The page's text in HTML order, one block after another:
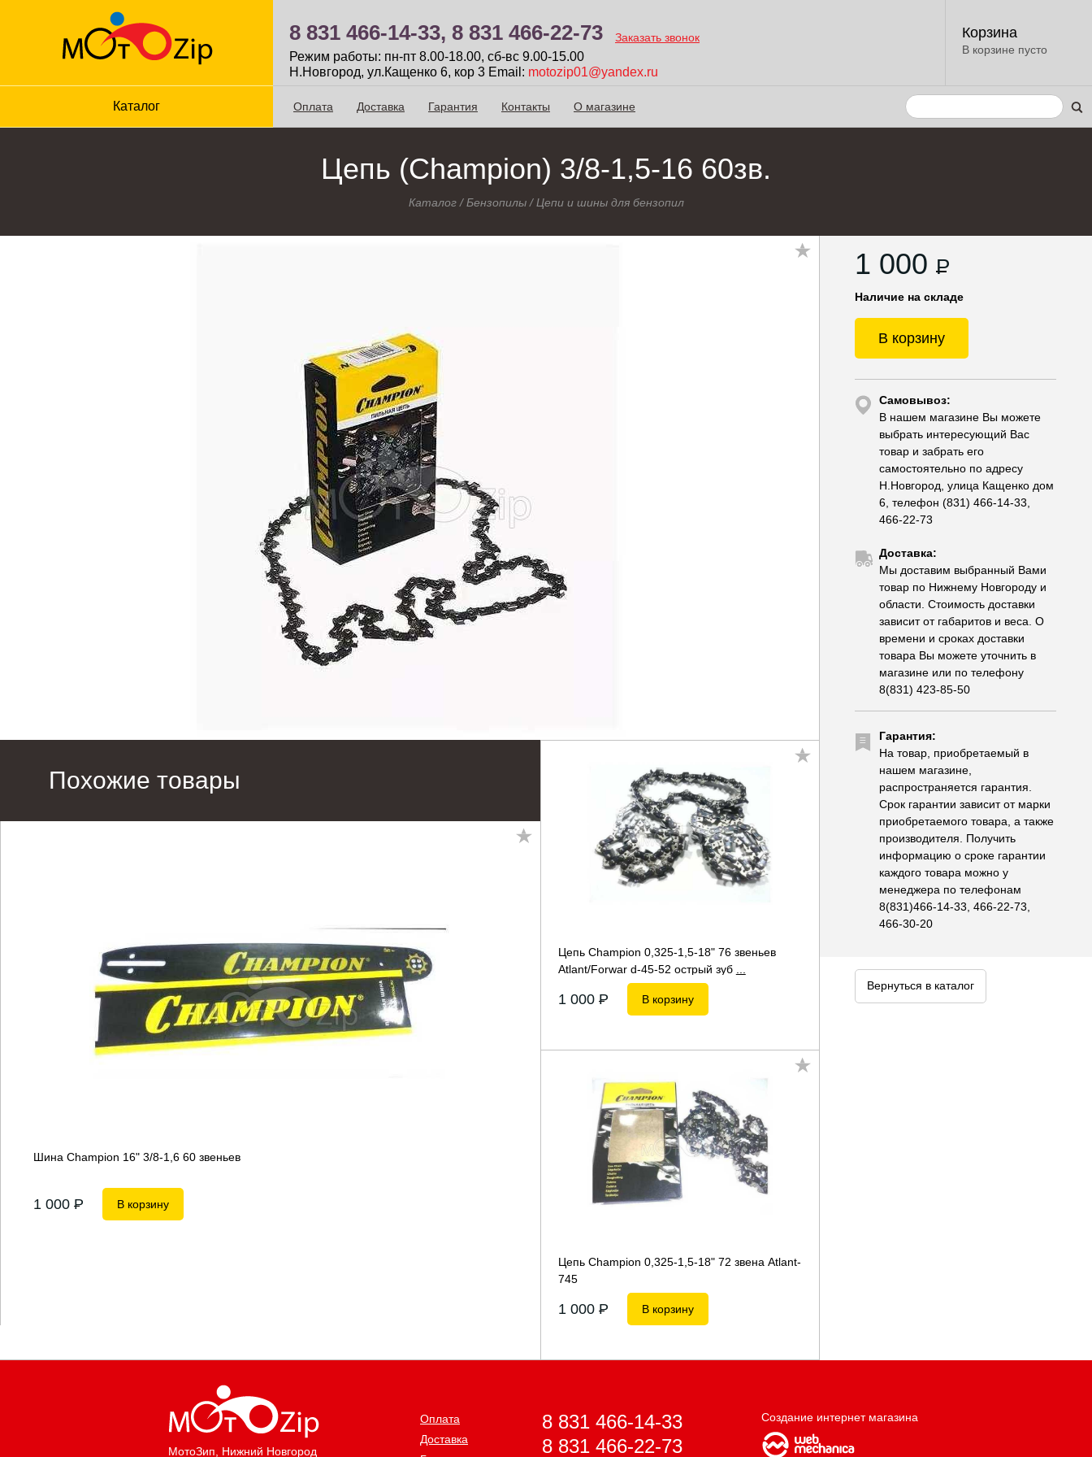
8 831 466-14-33, 8 831 466-22-73 Заказать звонок
Режим работы: пн-пт 8.00-18.00, сб-вc 9.00-15.00
Н.Новгород, ул.Кащенко 6, кор 3 Email: motozip01@yandex.ru
Корзина
В корзине пусто
Каталог Оплата Доставка Гарантия Контакты О магазине
Цепь (Champion) 3/8-1,5-16 60зв.
Каталог/Бензопилы/Цепи и шины для бензопил
1 000 P
Наличие на складе
В корзину
Самовывоз:
В нашем магазине Вы можете
выбрать интересующий Вас
товар и забрать его
самостоятельно по адресу
Н.Новгород, улица Кащенко дом
6, телефон (831) 466-14-33,
466-22-73
Доставка:
Мы доставим выбранный Вами
товар по Нижнему Новгороду и
области. Стоимость доставки
зависит от габаритов и веса. О
времени и сроках доставки
товара Вы можете уточнить в
магазине или по телефону
8(831) 423-85-50
Гарантия:
На товар, приобретаемый в
нашем магазине,
распространяется гарантия.
Срок гарантии зависит от марки
приобретаемого товара, а также
производителя. Получить
информацию о сроке гарантии
каждого товара можно у
менеджера по телефонам
8(831)466-14-33, 466-22-73,
466-30-20
Вернуться в каталог
Похожие товары
Шина Champion 16" 3/8-1,6 60 звеньев
1 000 P В корзину
Цепь Champion 0,325-1,5-18" 76 звеньев
Atlant/Forwar d-45-52 острый зуб
1 000 P В корзину
Цепь Champion 0,325-1,5-18" 72 звена Atlant-
745
1 000 P В корзину
МотоЗип , Нижний Новгород
Оплата
Доставка
8 831 466-14-33
8 831 466-22-73
Создание интернет магазина